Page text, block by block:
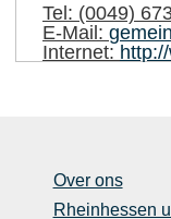
Tel: (0049)
E-Mail:
Internet:
Over ons
Rheinhessen